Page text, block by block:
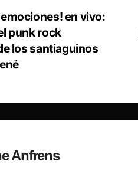
en vivo:
punk rock
los santiaguinos
Anfrens